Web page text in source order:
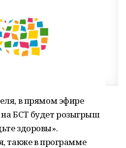
в прямом эфире
БСТ будет розыгрыш
здоровы».
также в программе